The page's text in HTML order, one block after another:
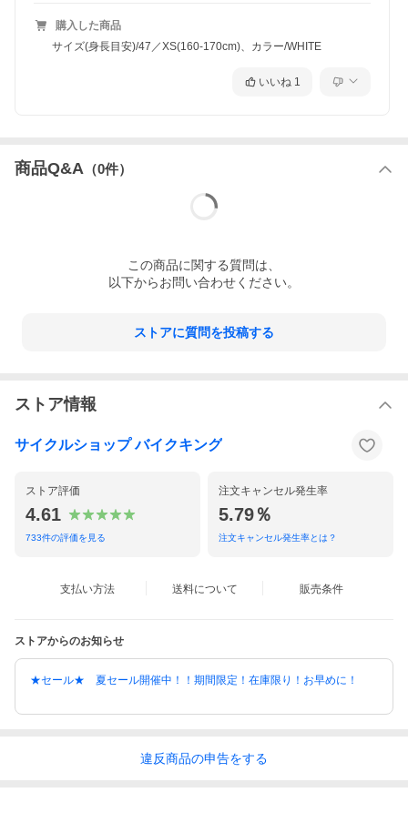
L:172.5mm(54)
BBセット
FSA TH-7420ST Cartridge Bearing
F.ディレーラー
Shimano Claris FD-R2000, DF
Shimano Claris ST-R2000
ー
リム
MERIDA COMP SL
Road seal bearing
KMC M700
MERIDA EXPERT SL
L:80mm(44/47) L:90mm(50) L:100mm(52/54)
MERIDA COMP SL V-mount
チューブ・バル
ブ
重量
9.3kg(XS)
購入した商品
サイズ(身長目安)/47／XS(160-170cm)、カラー/WHITE
いいね 1
商品Q&A （0件）
この商品に関する質問は、
以下からお問い合わせください。
ストアに質問を投稿する
ストア情報
サイクルショップ バイクキング
ストア評価
4.61
733件の評価を見る
注文キャンセル発生率
5.79％
注文キャンセル発生率とは？
支払い方法 送料について 販売条件
ストアからのお知らせ
★セール★ 夏セール開催中！！期間限定！在庫限り！お早めに！
違反商品の申告をする